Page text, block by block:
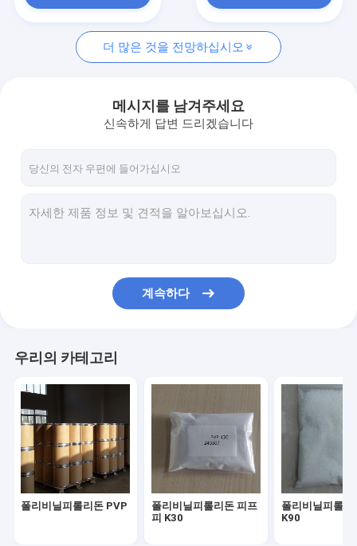
폴리비닐피롤리돈 PVP
폴리비닐피롤리돈 피프피 K30
크로스포비돈 PVPP
코포비돈 PVP VA64
정밀 화학 물질
식품 첨가물 감미료
API 및 중간 물질
더 많은 것을 전망하십시오
메시지를 남겨주세요
신속하게 답변 드리겠습니다
계속하다
우리의 카테고리
폴리비닐피롤리돈 PVP
폴리비닐피롤리돈 피프
피 K30
폴리비닐피롤리
K90